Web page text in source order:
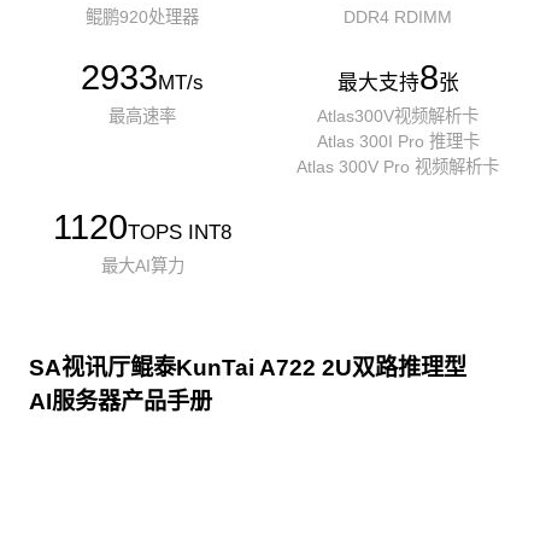
鲲鹏920处理器 DDR4 RDIMM
2933MT/s
最高速率
最大支持8张
Atlas300V视频解析卡
Atlas 300I Pro 推理卡
Atlas 300V Pro 视频解析卡
1120TOPS INT8
最大AI算力
SA视讯厅鲲泰KunTai A722 2U双路推理型
AI服务器产品手册